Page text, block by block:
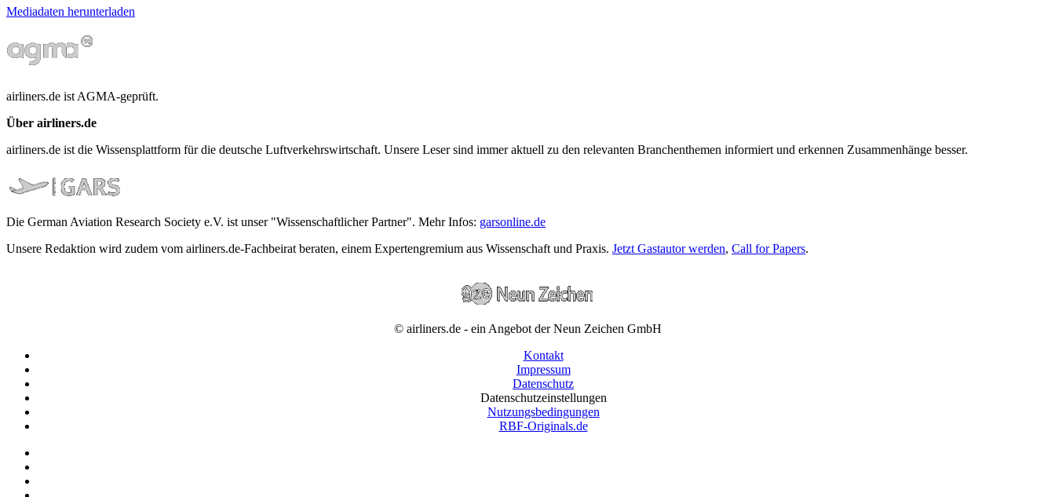
Mediadaten herunterladen
airliners.de ist AGMA-geprüft.
Über airliners.de
airliners.de ist die Wissensplattform für die deutsche Luftverkehrswirtschaft. Unsere Leser sind immer aktuell zu den relevanten Branchenthemen informiert und erkennen Zusammenhänge besser.
Die German Aviation Research Society e.V. ist unser "Wissenschaftlicher Partner". Mehr Infos: garsonline.de
Unsere Redaktion wird zudem vom airliners.de-Fachbeirat beraten, einem Expertengremium aus Wissenschaft und Praxis. Jetzt Gastautor werden, Call for Papers.
© airliners.de - ein Angebot der Neun Zeichen GmbH
Kontakt
Impressum
Datenschutz
Datenschutzeinstellungen
Nutzungsbedingungen
RBF-Originals.de